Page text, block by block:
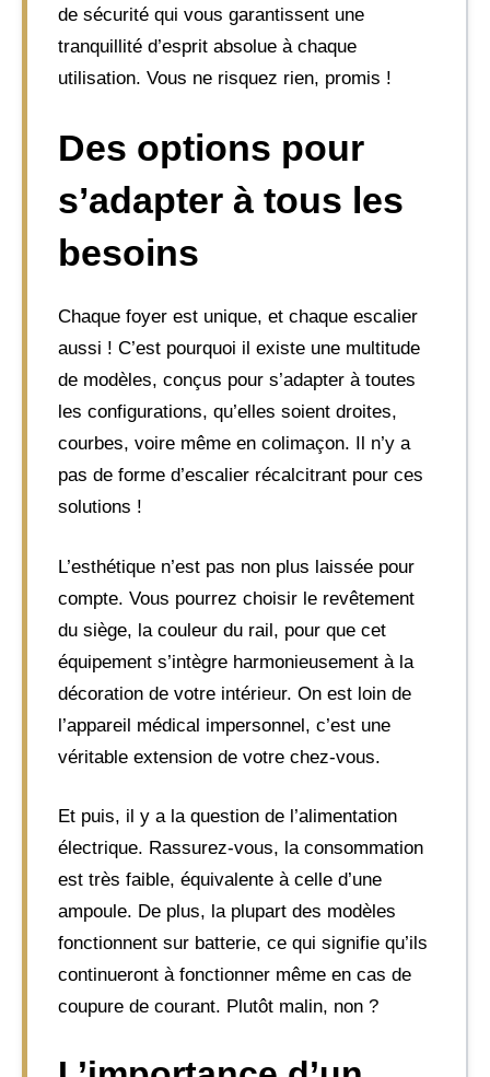
de sécurité qui vous garantissent une
tranquillité d’esprit absolue à chaque
utilisation. Vous ne risquez rien, promis !
Des options pour
s’adapter à tous les
besoins
Chaque foyer est unique, et chaque escalier
aussi ! C’est pourquoi il existe une multitude
de modèles, conçus pour s’adapter à toutes
les configurations, qu’elles soient droites,
courbes, voire même en colimaçon. Il n’y a
pas de forme d’escalier récalcitrant pour ces
solutions !
L’esthétique n’est pas non plus laissée pour
compte. Vous pourrez choisir le revêtement
du siège, la couleur du rail, pour que cet
équipement s’intègre harmonieusement à la
décoration de votre intérieur. On est loin de
l’appareil médical impersonnel, c’est une
véritable extension de votre chez-vous.
Et puis, il y a la question de l’alimentation
électrique. Rassurez-vous, la consommation
est très faible, équivalente à celle d’une
ampoule. De plus, la plupart des modèles
fonctionnent sur batterie, ce qui signifie qu’ils
continueront à fonctionner même en cas de
coupure de courant. Plutôt malin, non ?